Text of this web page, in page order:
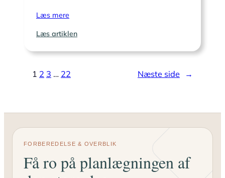
Læs mere
Læs artiklen:
og
hensynsfuld
1 2 3 … 22 Næste side →
FORBEREDELSE & OVERBLIK
Få ro på planlægningen af